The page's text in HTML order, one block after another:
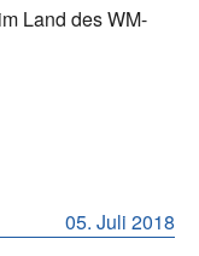
Land des WM-
05. Juli 2018